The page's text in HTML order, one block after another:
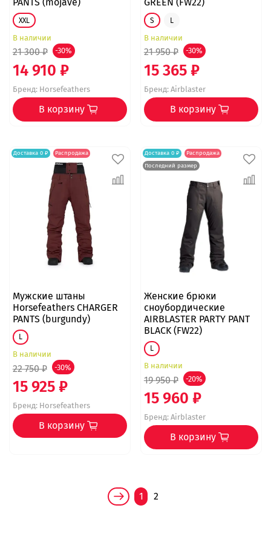
XXL
В наличии
21 300 ₽ -30%
14 910 ₽
Бренд:Horsefeathers
В корзину
S L
В наличии
21 950 ₽ -30%
15 365 ₽
Бренд:Airblaster
В корзину
Доставка 0 ₽ Распродажа
Мужские штаны
Horsefeathers CHARGER
PANTS (burgundy)
L
В наличии
22 750 ₽ -30%
15 925 ₽
Бренд:Horsefeathers
В корзину
Доставка 0 ₽
Распродажа
Последний размер
Женские брюки
сноубордические
AIRBLASTER PARTY PANT
BLACK (FW22)
L
В наличии
19 950 ₽ -20%
15 960 ₽
Бренд:Airblaster
В корзину
1 2